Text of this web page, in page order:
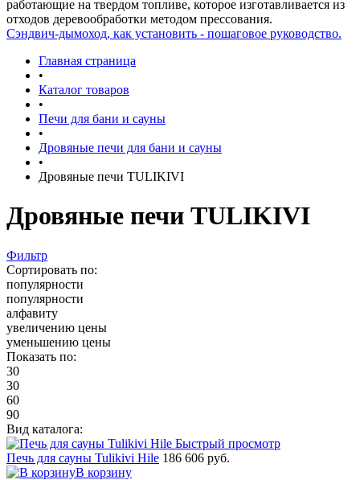
работающие на твердом топливе, которое изготавливается из
отходов деревообработки методом прессования.
Сэндвич-дымоход, как установить - пошаговое руководство.
Главная страница
•
Каталог товаров
•
Печи для бани и сауны
•
Дровяные печи для бани и сауны
•
Дровяные печи TULIKIVI
Дровяные печи TULIKIVI
Фильтр
Сортировать по:
популярности
популярности
алфавиту
увеличению цены
уменьшению цены
Показать по:
30
30
60
90
Вид каталога:
Быстрый просмотр
Печь для сауны Tulikivi Hile 186 606 руб.
В корзину